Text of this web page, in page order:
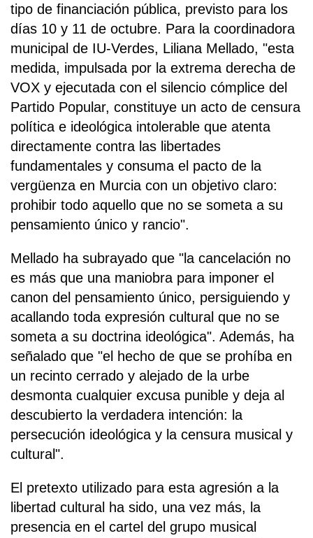
tipo de financiación pública, previsto para los
días 10 y 11 de octubre. Para la coordinadora
municipal de IU-Verdes, Liliana Mellado, "esta
medida, impulsada por la extrema derecha de
VOX y ejecutada con el silencio cómplice del
Partido Popular, constituye un acto de censura
política e ideológica intolerable que atenta
directamente contra las libertades
fundamentales y consuma el pacto de la
vergüenza en Murcia con un objetivo claro:
prohibir todo aquello que no se someta a su
pensamiento único y rancio".
Mellado ha subrayado que "la cancelación no
es más que una maniobra para imponer el
canon del pensamiento único, persiguiendo y
acallando toda expresión cultural que no se
someta a su doctrina ideológica". Además, ha
señalado que "el hecho de que se prohíba en
un recinto cerrado y alejado de la urbe
desmonta cualquier excusa punible y deja al
descubierto la verdadera intención: la
persecución ideológica y la censura musical y
cultural".
El pretexto utilizado para esta agresión a la
libertad cultural ha sido, una vez más, la
presencia en el cartel del grupo musical